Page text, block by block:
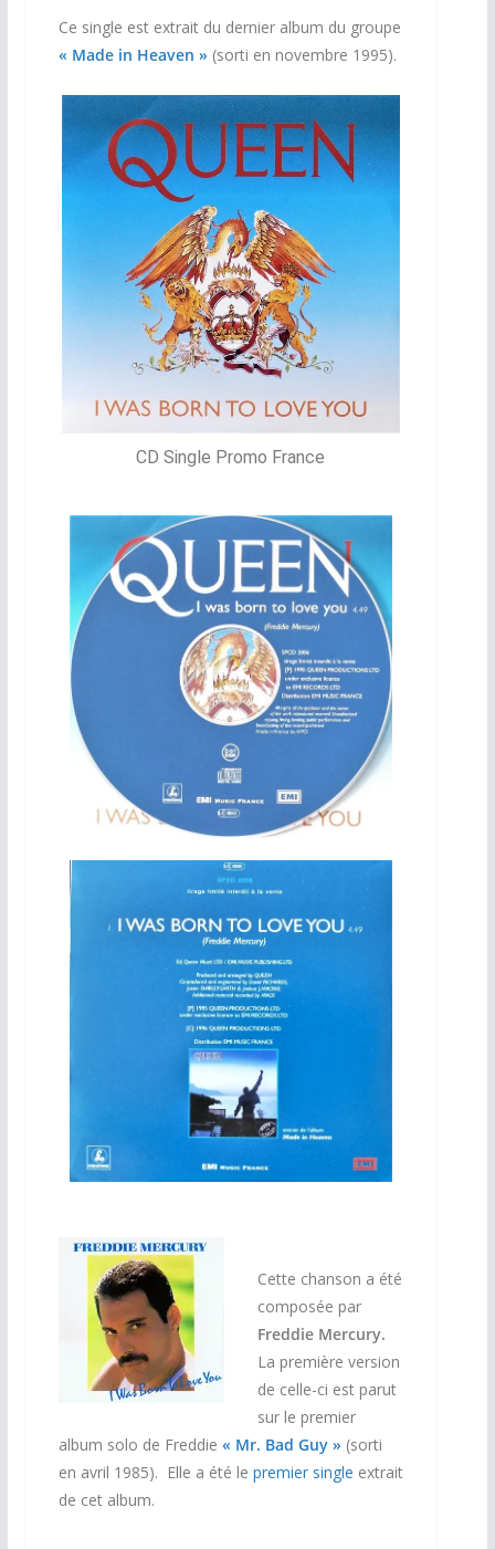
Ce single est extrait du dernier album du groupe
« Made in Heaven » (sorti en novembre 1995).
CD Single Promo France
Cette chanson a été
composée par
Freddie Mercury.
La première version
de celle-ci est parut
sur le premier
album solo de Freddie « Mr. Bad Guy » (sorti
en avril 1985). Elle a été le premier single extrait
de cet album.